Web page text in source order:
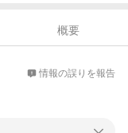
概要
情報の誤りを報告